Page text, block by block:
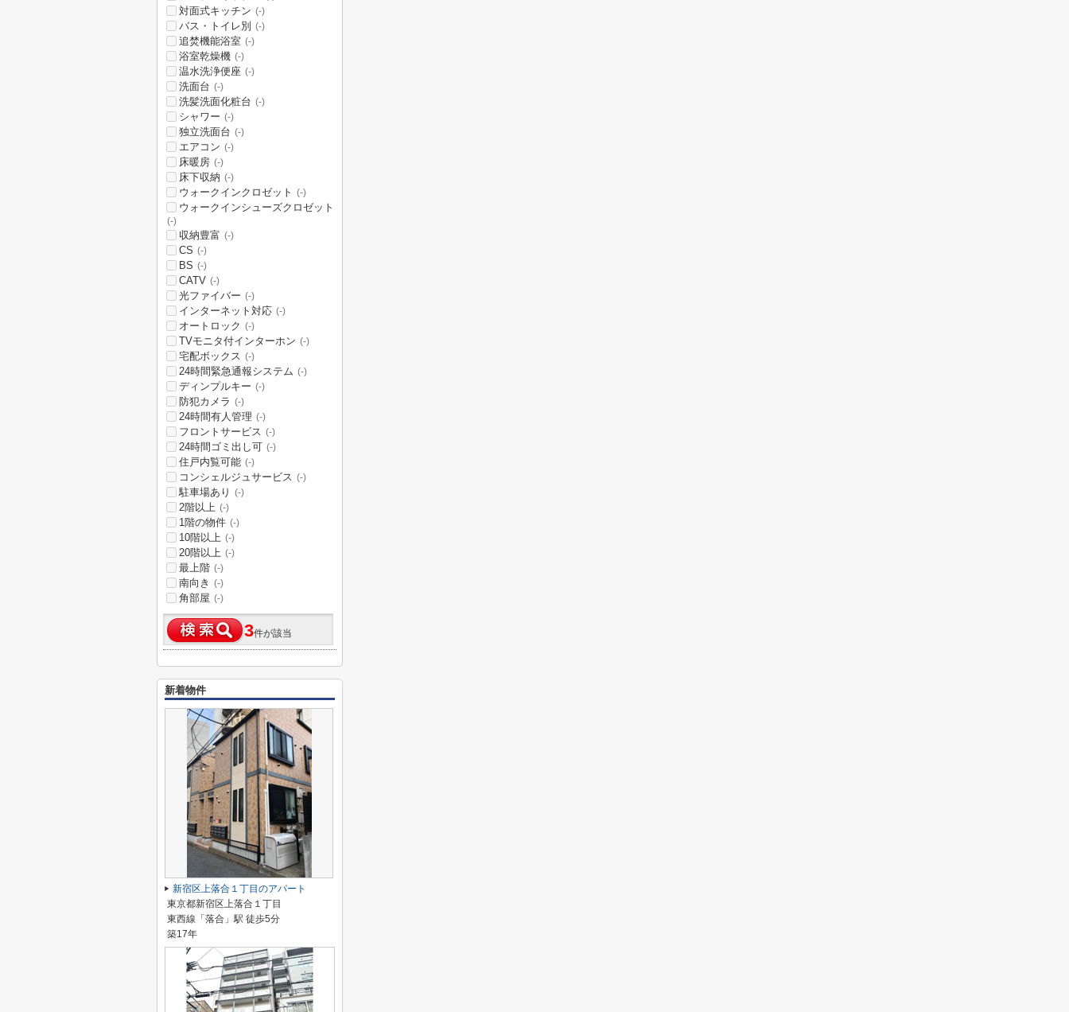
対面式キッチン (-)
バス・トイレ別 (-)
追焚機能浴室 (-)
浴室乾燥機 (-)
温水洗浄便座 (-)
洗面台 (-)
洗髪洗面化粧台 (-)
シャワー (-)
独立洗面台 (-)
エアコン (-)
床暖房 (-)
床下収納 (-)
ウォークインクロゼット (-)
ウォークインシューズクロゼット
(-)
収納豊富 (-)
CS (-)
BS (-)
CATV (-)
光ファイバー (-)
インターネット対応 (-)
オートロック (-)
TVモニタ付インターホン (-)
宅配ボックス (-)
24時間緊急通報システム (-)
ディンプルキー (-)
防犯カメラ (-)
24時間有人管理 (-)
フロントサービス (-)
24時間ゴミ出し可 (-)
住戸内覧可能 (-)
コンシェルジュサービス (-)
駐車場あり (-)
2階以上 (-)
1階の物件 (-)
10階以上 (-)
20階以上 (-)
最上階 (-)
南向き (-)
角部屋 (-)
3件が該当
新着物件
新宿区上落合１丁目のアパート
東京都新宿区上落合１丁目
東西線「落合」駅 徒歩5分
築17年